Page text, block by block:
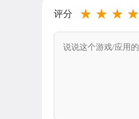
评分 ★ ★ ★ ★